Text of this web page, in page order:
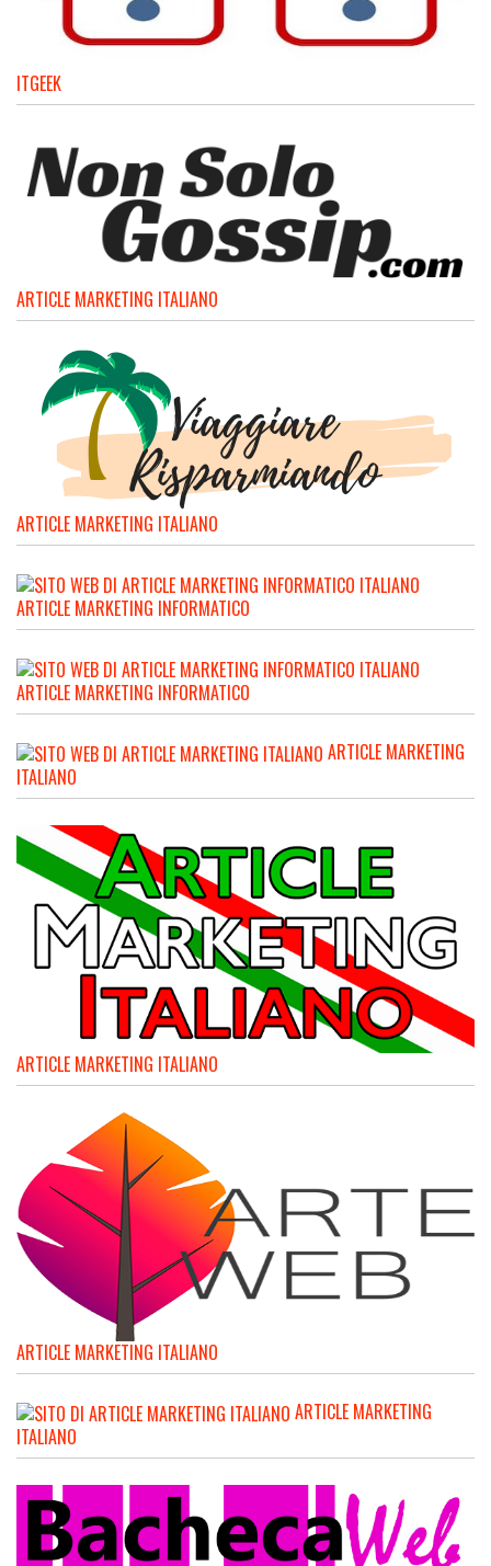
ITGEEK
ARTICLE MARKETING ITALIANO
ARTICLE MARKETING ITALIANO
ARTICLE MARKETING INFORMATICO
ARTICLE MARKETING INFORMATICO
ARTICLE MARKETING
ITALIANO
ARTICLE MARKETING ITALIANO
ARTICLE MARKETING ITALIANO
ARTICLE MARKETING
ITALIANO